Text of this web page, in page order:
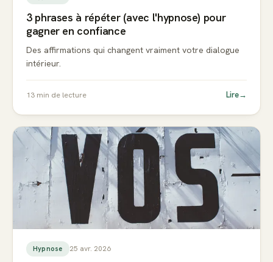
3 phrases à répéter (avec l'hypnose) pour
gagner en confiance
Des affirmations qui changent vraiment votre dialogue
intérieur.
13 min de lecture Lire→
Hypnose 25 avr. 2026